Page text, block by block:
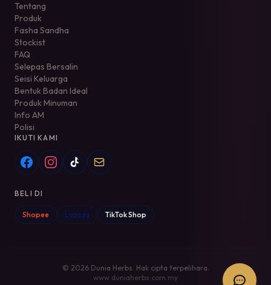
Tentang
Produk
Fasha Sandha
Stockist
FAQ
Selepas Bersalin
Seisi Keluarga
Bentuk Badan Ideal
Produk Minuman
Info AM
Polisi
IKUTI KAMI
BELI DI
Shopee Lazada TikTok Shop
© 2026 Dunia Herbs. Hak cipta terpelihara.
www.duniaherbs.com.my